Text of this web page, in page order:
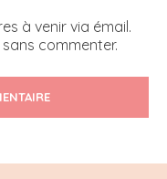
à venir via émail.
sans commenter.